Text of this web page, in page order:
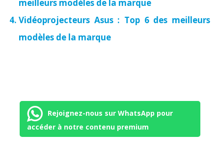
meilleurs modèles de la marque
Vidéoprojecteurs Asus : Top 6 des meilleurs
modèles de la marque
Rejoignez-nous sur WhatsApp pour
accéder à notre contenu premium